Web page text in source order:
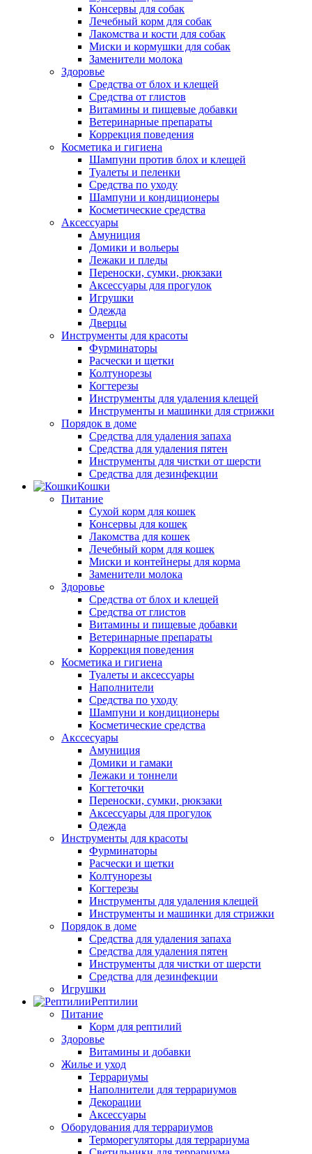
Консервы для собак
Лечебный корм для собак
Лакомства и кости для собак
Миски и кормушки для собак
Заменители молока
Здоровье
Средства от блох и клещей
Средства от глистов
Витамины и пищевые добавки
Ветеринарные препараты
Коррекция поведения
Косметика и гигиена
Шампуни против блох и клещей
Туалеты и пеленки
Средства по уходу
Шампуни и кондиционеры
Косметические средства
Аксессуары
Амуниция
Домики и вольеры
Лежаки и пледы
Переноски, сумки, рюкзаки
Аксессуары для прогулок
Игрушки
Одежда
Дверцы
Инструменты для красоты
Фурминаторы
Расчески и щетки
Колтунорезы
Когтерезы
Инструменты для удаления клещей
Инструменты и машинки для стрижки
Порядок в доме
Средства для удаления запаха
Средства для удаления пятен
Инструменты для чистки от шерсти
Средства для дезинфекции
Кошки
Питание
Сухой корм для кошек
Консервы для кошек
Лакомства для кошек
Лечебный корм для кошек
Миски и контейнеры для корма
Заменители молока
Здоровье
Средства от блох и клещей
Средства от глистов
Витамины и пищевые добавки
Ветеринарные препараты
Коррекция поведения
Косметика и гигиена
Туалеты и аксессуары
Наполнители
Средства по уходу
Шампуни и кондиционеры
Косметические средства
Акссесуары
Амуниция
Домики и гамаки
Лежаки и тоннели
Когтеточки
Переноски, сумки, рюкзаки
Аксессуары для прогулок
Одежда
Инструменты для красоты
Фурминаторы
Расчески и щетки
Колтунорезы
Когтерезы
Инструменты для удаления клещей
Инструменты и машинки для стрижки
Порядок в доме
Средства для удаления запаха
Средства для удаления пятен
Инструменты для чистки от шерсти
Средства для дезинфекции
Игрушки
Рептилии
Питание
Корм для рептилий
Здоровье
Витамины и добавки
Жилье и уход
Террариумы
Наполнители для террариумов
Декорации
Аксессуары
Оборудования для террариумов
Терморегуляторы для террариума